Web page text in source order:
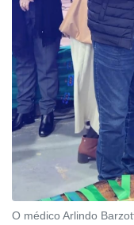
O médico Arlindo